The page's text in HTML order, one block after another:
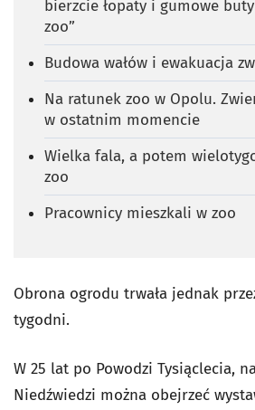
bierzcie łopaty i gumowe
zoo”
Budowa wałów i ewakuacja
Na ratunek zoo w Opolu.
w ostatnim momencie
Wielka fala, a potem
zoo
Pracownicy mieszkali w zoo
Obrona ogrodu trwała jednak
tygodni.
W 25 lat po Powodzi Tysiąclecia,
Niedźwiedzi można obejrzeć